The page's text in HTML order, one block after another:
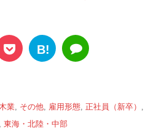
B!
業 その他 雇用形態 正社員（新卒）
東海・北陸・中部